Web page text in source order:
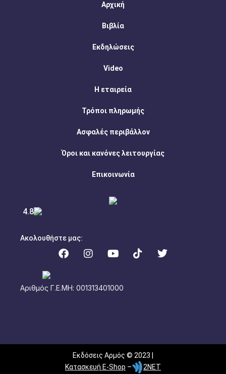
4.8
Αρχική
Βιβλία
Εκδηλώσεις
Video
Η εταιρεία
Τρόποι πληρωμής
Ασφαλές περιβάλλον
Όροι και κανόνες λειτουργίας
Επικοινωνία
Ακολουθήστε μας:
Αριθμός Γ.Ε.ΜΗ: 001313401000
Εκδόσεις Αρμός © 2023 |
Κατασκευή E-Shop – 2NET